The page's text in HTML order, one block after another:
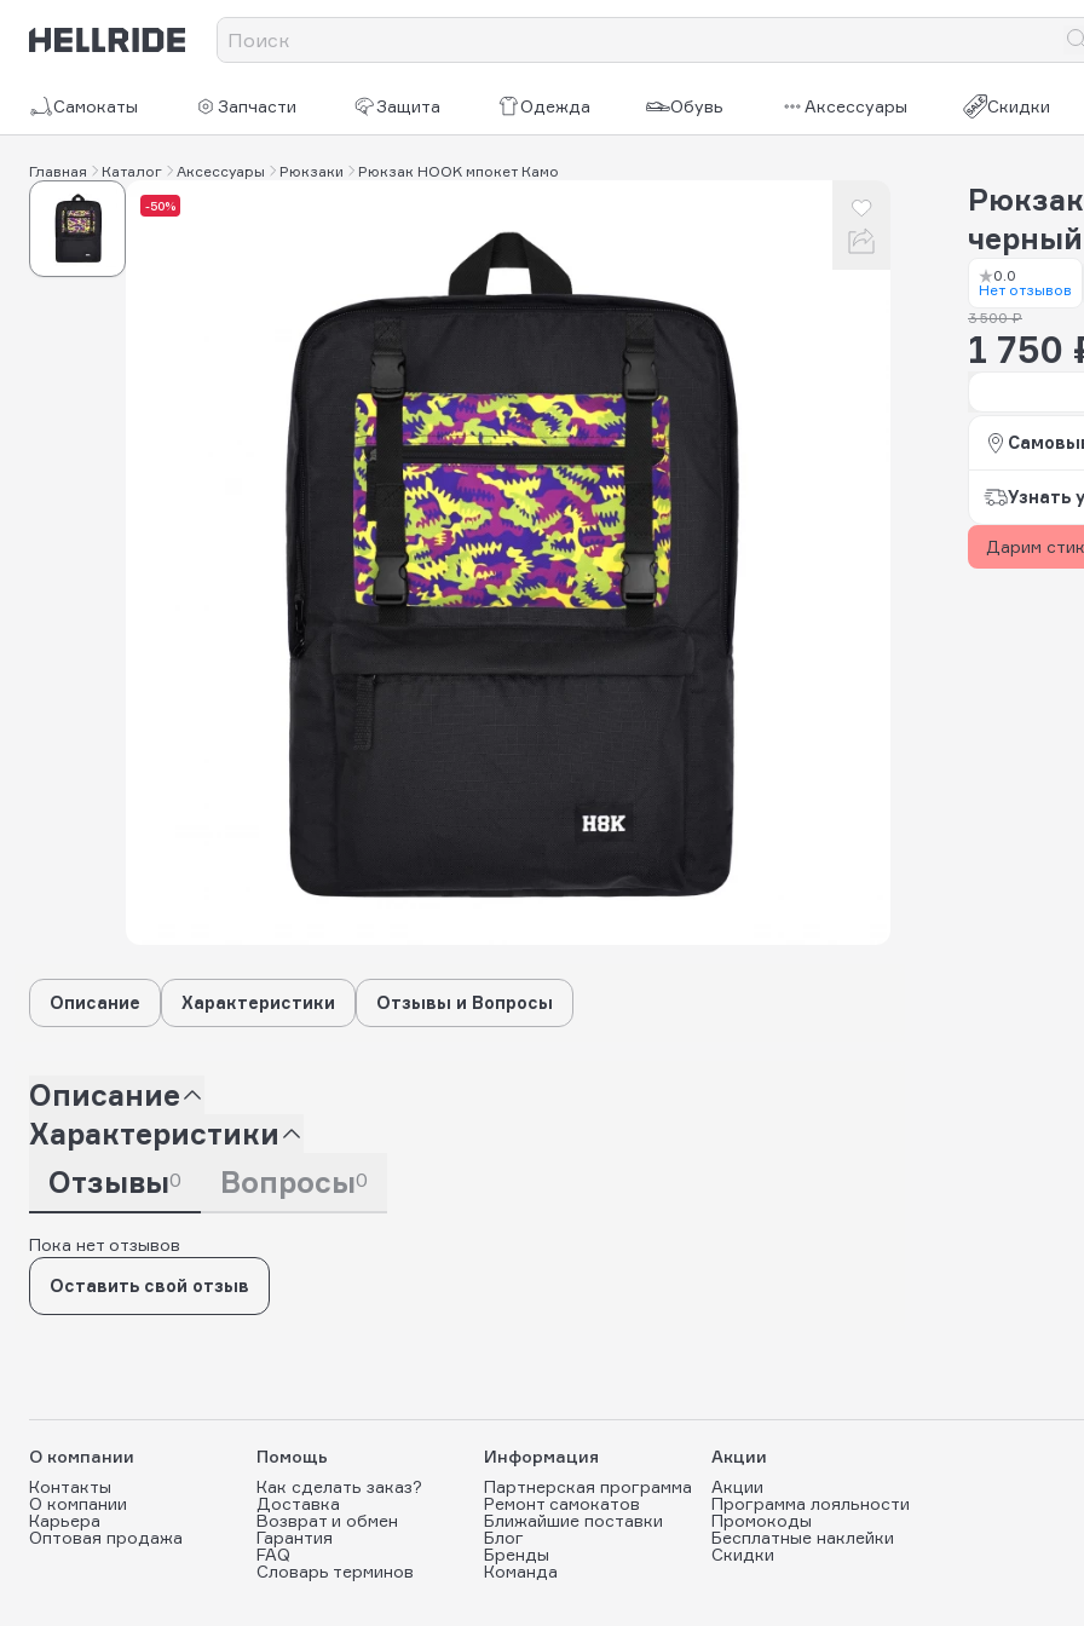
Самокаты Запчасти Защита Одежда Обувь Аксессуары Скидки
Главная Каталог Аксессуары Рюкзаки Рюкзак HOOK мпокет Камо
-50%
черный
0.0
Нет отзывов
3 500 ₽
1 750
Узнать
Дарим
Описание Характеристики Отзывы и Вопросы
Описание
Характеристики
Отзывы0 Вопросы0
Пока нет отзывов
Оставить свой отзыв
О компании
Контакты
О компании
Карьера
Оптовая продажа
Помощь
Как сделать заказ?
Доставка
Возврат и обмен
Гарантия
FAQ
Словарь терминов
Информация
Партнерская программа
Ремонт самокатов
Ближайшие поставки
Блог
Бренды
Команда
Акции
Акции
Программа лояльности
Промокоды
Бесплатные наклейки
Скидки